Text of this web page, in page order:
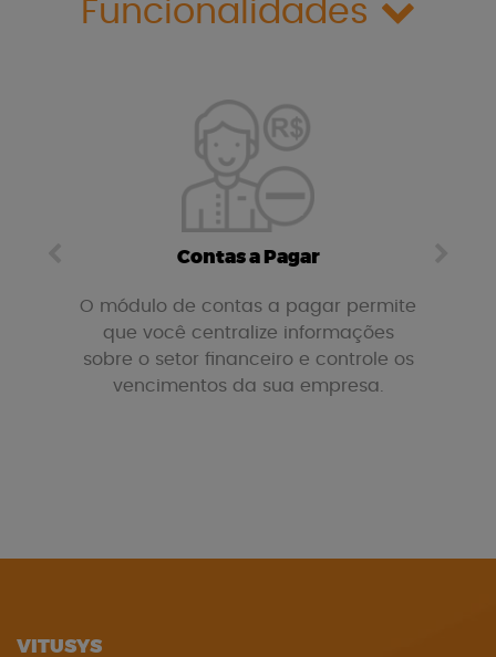
Funcionalidades
Contas a Pagar
O módulo de contas a pagar permite
que você centralize informações
sobre o setor financeiro e controle os
vencimentos da sua empresa.
VITUSYS